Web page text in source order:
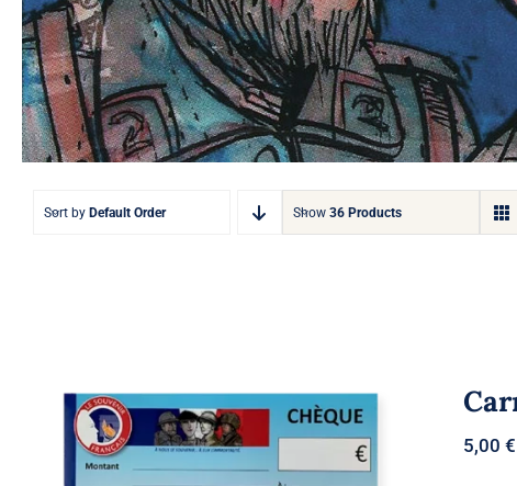
Sort by Default Order Show 36 Products
Carnet de cheque
5,00 €